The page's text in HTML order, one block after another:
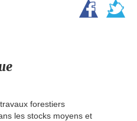
forestiers
les stocks moyens et